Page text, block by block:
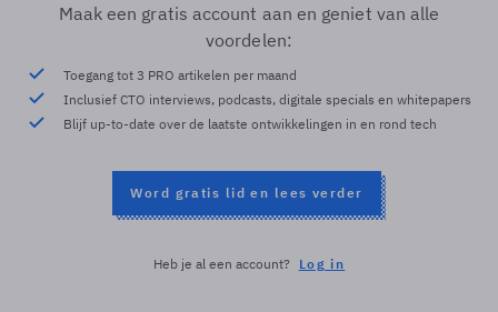
Maak een gratis account aan en geniet van alle
voordelen:
Toegang tot 3 PRO artikelen per maand
Inclusief CTO interviews, podcasts, digitale specials en whitepapers
Blijf up-to-date over de laatste ontwikkelingen in en rond tech
Word gratis lid en lees verder
Heb je al een account? Log in